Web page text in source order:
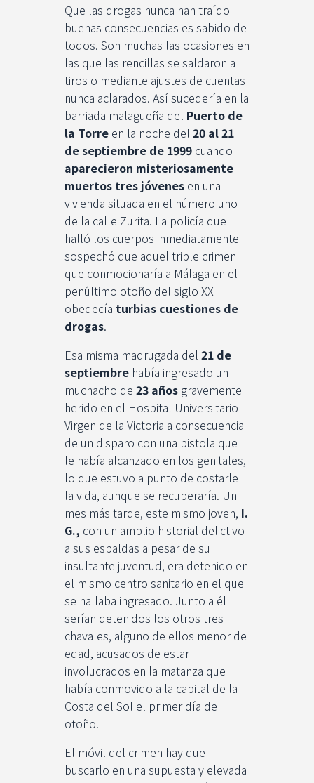
Que las drogas nunca han traído
buenas consecuencias es sabido de
todos. Son muchas las ocasiones en
las que las rencillas se saldaron a
tiros o mediante ajustes de cuentas
nunca aclarados. Así sucedería en la
barriada malagueña del Puerto de
la Torreen la noche del 20 al 21
de septiembre de 1999cuando
aparecieron misteriosamente
muertos tres jóvenesen una
vivienda situada en el número uno
de la calle Zurita. La policía que
halló los cuerpos inmediatamente
sospechó que aquel triple crimen
que conmocionaría a Málaga en el
penúltimo otoño del siglo XX
obedecía turbias cuestiones de
drogas.
Esa misma madrugada del 21 de
septiembrehabía ingresado un
muchacho de 23 añosgravemente
herido en el Hospital Universitario
Virgen de la Victoria a consecuencia
de un disparo con una pistola que
le había alcanzado en los genitales,
lo que estuvo a punto de costarle
la vida, aunque se recuperaría. Un
mes más tarde, este mismo joven, I.
G., con un amplio historial delictivo
a sus espaldas a pesar de su
insultante juventud, era detenido en
el mismo centro sanitario en el que
se hallaba ingresado. Junto a él
serían detenidos los otros tres
chavales, alguno de ellos menor de
edad, acusados de estar
involucrados en la matanza que
había conmovido a la capital de la
Costa del Sol el primer día de
otoño.
El móvil del crimen hay que
buscarlo en una supuesta y elevada